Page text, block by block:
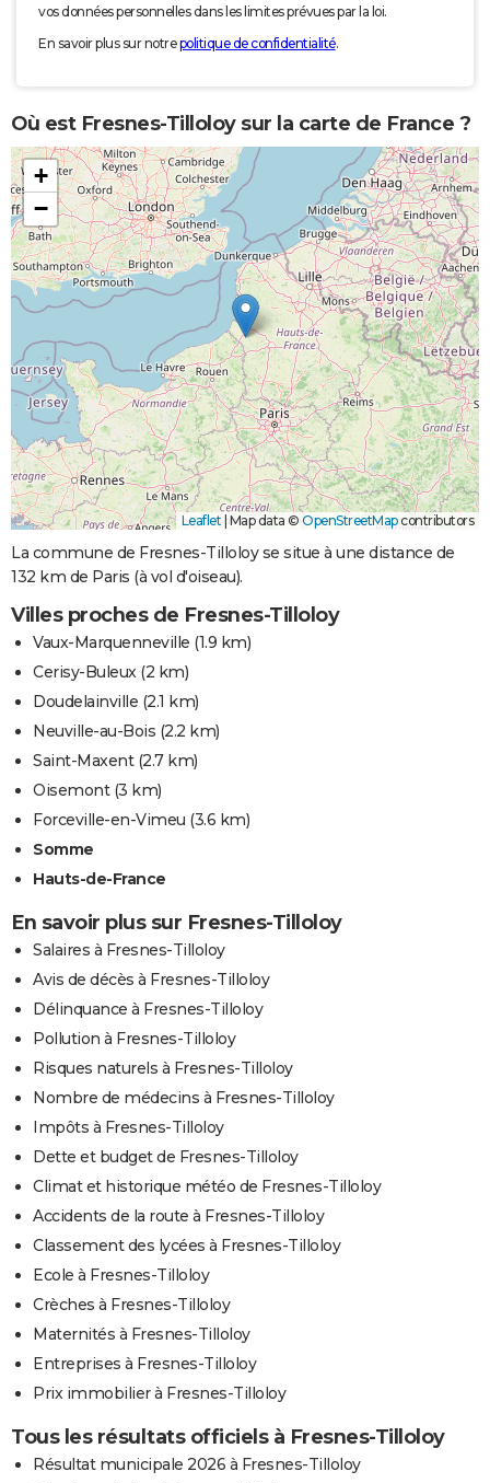
vos données personnelles dans les limites prévues par la loi.
En savoir plus sur notrepolitique de confidentialité.
Où est Fresnes-Tilloloy sur la carte de France ?
+
−
Leaflet Map data © OpenStreetMapcontributors
La commune de Fresnes-Tilloloy se situe à une distance de
132 km de Paris (à vol d'oiseau).
Villes proches de Fresnes-Tilloloy
Vaux-Marquenneville (1.9 km)
Cerisy-Buleux(2 km)
Doudelainville (2.1 km)
Neuville-au-Bois (2.2 km)
Saint-Maxent(2.7 km)
Oisemont(3 km)
Forceville-en-Vimeu (3.6 km)
Somme
Hauts-de-France
En savoir plus sur Fresnes-Tilloloy
Salaires à Fresnes-Tilloloy
Avis de décès à Fresnes-Tilloloy
Délinquance à Fresnes-Tilloloy
Pollution à Fresnes-Tilloloy
Risques naturels à Fresnes-Tilloloy
Nombre de médecins à Fresnes-Tilloloy
Impôts à Fresnes-Tilloloy
Dette et budget de Fresnes-Tilloloy
Climat et historique météo de Fresnes-Tilloloy
Accidents de la route à Fresnes-Tilloloy
Classement des lycées à Fresnes-Tilloloy
Ecole à Fresnes-Tilloloy
Crèches à Fresnes-Tilloloy
Maternités à Fresnes-Tilloloy
Entreprises à Fresnes-Tilloloy
Prix immobilier à Fresnes-Tilloloy
Tous les résultats officiels à Fresnes-Tilloloy
Résultat municipale 2026 à Fresnes-Tilloloy